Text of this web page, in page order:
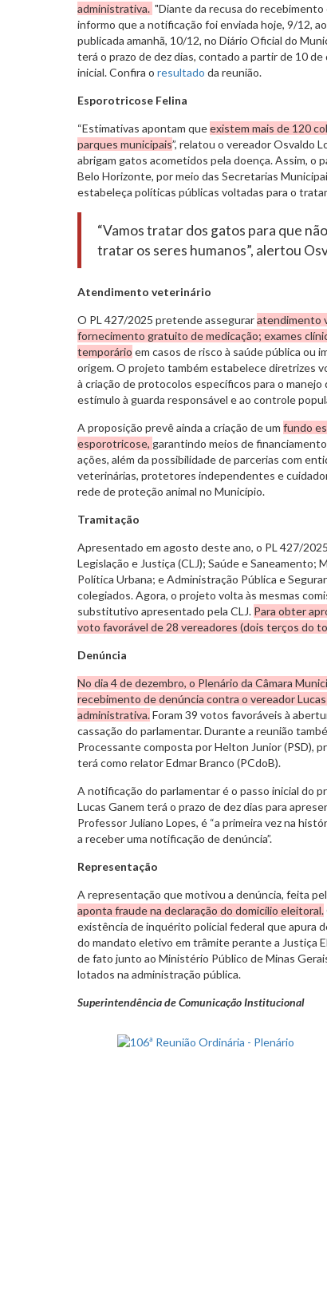
administrativa. "Diante da recusa do
informo que a notificação foi enviada hoje, 9/12,
publicada amanhã, 10/12, no Diário Oficial do
terá o prazo de dez dias, contado a partir de 10
inicial. Confira o resultado da reunião.
Esporotricose Felina
“Estimativas apontam queexistem mais de 120
parques municipais”, relatou o vereador Osvaldo
abrigam gatos acometidos pela doença. Assim, o
Belo Horizonte, por meio das Secretarias
estabeleça políticas públicas voltadas para o
“Vamos tratar dos gatos para que
tratar os seres humanos”, alertou
Atendimento veterinário
O PL 427/2025 pretende asseguraratendimento
fornecimento gratuito de medicação; exames
temporário em casos de risco à saúde pública ou
origem. O projeto também estabelece diretrizes
à criação de protocolos específicos para o manejo
estímulo à guarda responsável e ao controle
A proposição prevê ainda a criação de um fundo
esporotricose, garantindo meios de
ações, além da possibilidade de parcerias com
veterinárias, protetores independentes e
rede de proteção animal no Município.
Tramitação
Apresentado em agosto deste ano, o PL 427/
Legislação e Justiça (CLJ); Saúde e Saneamento;
Política Urbana; e Administração Pública e
colegiados. Agora, o projeto volta às mesmas
substitutivo apresentado pela CLJ. Para obter
voto favorável de 28 vereadores (dois terços do
Denúncia
No dia 4 de dezembro, o Plenário da Câmara
recebimento de denúncia contra o vereador
administrativa.Foram 39 votos favoráveis à
cassação do parlamentar. Durante a reunião
Processante composta por Helton Junior (PSD),
terá como relator Edmar Branco (PCdoB).
A notificação do parlamentar é o passo inicial do
Lucas Ganem terá o prazo de dez dias para
Professor Juliano Lopes, é “a primeira vez na
a receber uma notificação de denúncia”.
Representação
A representação que motivou a denúncia, feita
aponta fraude na declaração do domicílio eleitoral.
existência de inquérito policial federal que apura
do mandato eletivo em trâmite perante a Justiça
de fato junto ao Ministério Público de Minas
lotados na administração pública.
Superintendência de Comunicação Institucional